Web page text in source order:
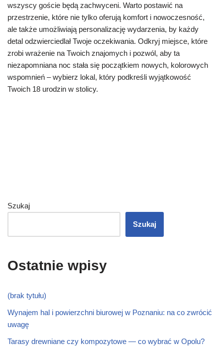
wszyscy goście będą zachwyceni. Warto postawić na
przestrzenie, które nie tylko oferują komfort i nowoczesność,
ale także umożliwiają personalizację wydarzenia, by każdy
detal odzwierciedlał Twoje oczekiwania. Odkryj miejsce, które
zrobi wrażenie na Twoich znajomych i pozwól, aby ta
niezapomniana noc stała się początkiem nowych, kolorowych
wspomnień – wybierz lokal, który podkreśli wyjątkowość
Twoich 18 urodzin w stolicy.
Szukaj
Szukaj
Ostatnie wpisy
(brak tytułu)
Wynajem hal i powierzchni biurowej w Poznaniu: na co zwrócić
uwagę
Tarasy drewniane czy kompozytowe — co wybrać w Opolu?